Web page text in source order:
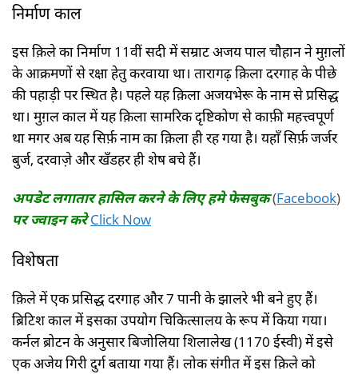
निर्माण काल
इस क़िले का निर्माण 11वीं सदी में सम्राट अजय पाल चौहान ने मुग़लों
के आक्रमणों से रक्षा हेतु करवाया था। तारागढ़ क़िला दरगाह के पीछे
की पहाड़ी पर स्थित है। पहले यह क़िला अजयभेरू के नाम से प्रसिद्ध
था। मुग़ल काल में यह क़िला सामरिक दृष्टिकोण से काफ़ी महत्त्वपूर्ण
था मगर अब यह सिर्फ़ नाम का क़िला ही रह गया है। यहाँ सिर्फ़ जर्जर
बुर्ज, दरवाज़े और खँडहर ही शेष बचे हैं।
अपडेट लगातार हासिल करने के लिए हमे फेसबुक(Facebook)
पर ज्वाइन करे Click Now
विशेषता
क़िले में एक प्रसिद्ध दरगाह और 7 पानी के झालरे भी बने हुए हैं।
ब्रिटिश काल में इसका उपयोग चिकित्सालय के रूप में किया गया।
कर्नल ब्रोटन के अनुसार बिजोलिया शिलालेख (1170 ईस्वी) में इसे
एक अजेय गिरी दुर्ग बताया गया हैं। लोक संगीत में इस क़िले को